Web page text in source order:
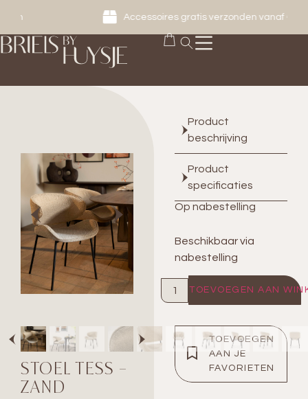
Accessoires gratis verzonden vanaf € 149
STOEL TESS –
ZAND
Product
beschrijving
Product
specificaties
Op nabestelling
Beschikbaar via
nabestelling
TOEVOEGEN AAN
TOEVOEGEN
AAN JE
FAVORIETEN